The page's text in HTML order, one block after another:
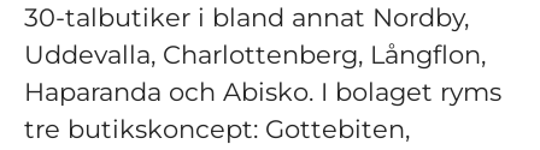
30-talbutiker i bland annat Nordby,
Uddevalla, Charlottenberg, Långflon,
Haparanda och Abisko. I bolaget ryms
tre butikskoncept: Gottebiten,